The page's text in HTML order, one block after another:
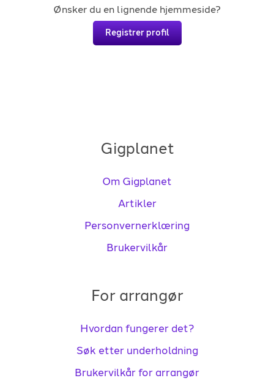
Ønsker du en lignende hjemmeside?
Registrer profil
Gigplanet
Om Gigplanet
Artikler
Personvernerklæring
Brukervilkår
For arrangør
Hvordan fungerer det?
Søk etter underholdning
Brukervilkår for arrangør